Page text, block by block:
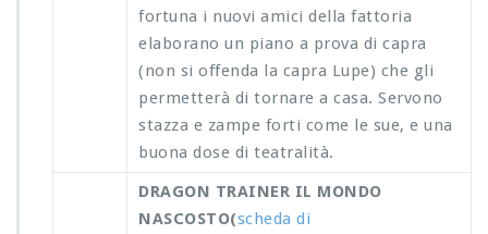
fortuna i nuovi amici della fattoria
elaborano un piano a prova di capra
(non si offenda la capra Lupe) che gli
permetterà di tornare a casa. Servono
stazza e zampe forti come le sue, e una
buona dose di teatralità.
DRAGON TRAINER IL MONDO
NASCOSTO(scheda di